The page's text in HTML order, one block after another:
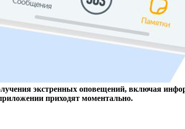
экстренных оповещений, включая
приходят моментально.